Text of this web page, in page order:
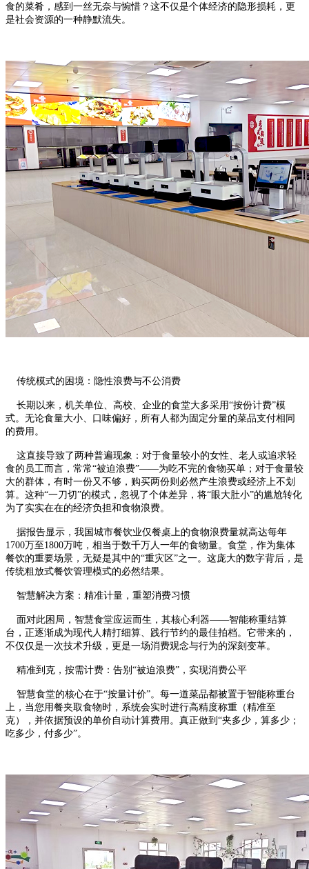
食的菜肴，感到一丝无奈与惋惜？这不仅是个体经济的隐形损耗，更
是社会资源的一种静默流失。
传统模式的困境：隐性浪费与不公消费
长期以来，机关单位、高校、企业的食堂大多采用“按份计费”模
式。无论食量大小、口味偏好，所有人都为固定分量的菜品支付相同
的费用。
这直接导致了两种普遍现象：对于食量较小的女性、老人或追求轻
食的员工而言，常常“被迫浪费”——为吃不完的食物买单；对于食量较
大的群体，有时一份又不够，购买两份则必然产生浪费或经济上不划
算。这种“一刀切”的模式，忽视了个体差异，将“眼大肚小”的尴尬转化
为了实实在在的经济负担和食物浪费。
据报告显示，我国城市餐饮业仅餐桌上的食物浪费量就高达每年
1700万至1800万吨，相当于数千万人一年的食物量。食堂，作为集体
餐饮的重要场景，无疑是其中的“重灾区”之一。这庞大的数字背后，是
传统粗放式餐饮管理模式的必然结果。
智慧解决方案：精准计量，重塑消费习惯
面对此困局，智慧食堂应运而生，其核心利器——智能称重结算
台，正逐渐成为现代人精打细算、践行节约的最佳拍档。它带来的，
不仅仅是一次技术升级，更是一场消费观念与行为的深刻变革。
精准到克，按需计费：告别“被迫浪费”，实现消费公平
智慧食堂的核心在于“按量计价”。每一道菜品都被置于智能称重台
上，当您用餐夹取食物时，系统会实时进行高精度称重（精准至
克），并依据预设的单价自动计算费用。真正做到“夹多少，算多少；
吃多少，付多少”。